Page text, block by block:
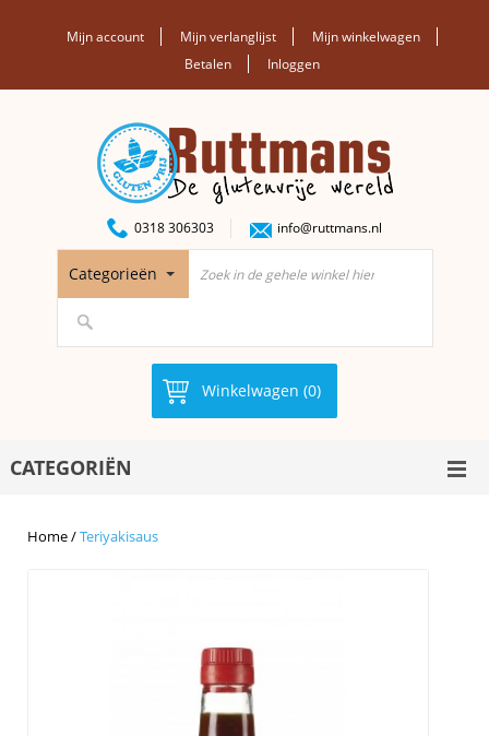
Mijn account Mijn verlanglijst
Mijn winkelwagen
Betalen
Inloggen
0318 306303 info@ruttmans.nl
Categorieën
Winkelwagen (0)
CATEGORIËN
Home/Teriyakisaus